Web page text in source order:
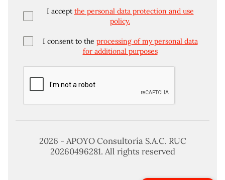
I accept the personal data protection and use
policy.
I consent to the processing of my personal data
for additional purposes
2026 - APOYO Consultoría S.A.C. RUC
20260496281. All rights reserved